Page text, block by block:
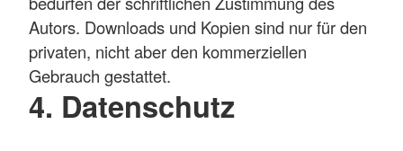
Autors. Downloads und Kopien sind nur für den
privaten, nicht aber den kommerziellen
Gebrauch gestattet.
4. Datenschutz